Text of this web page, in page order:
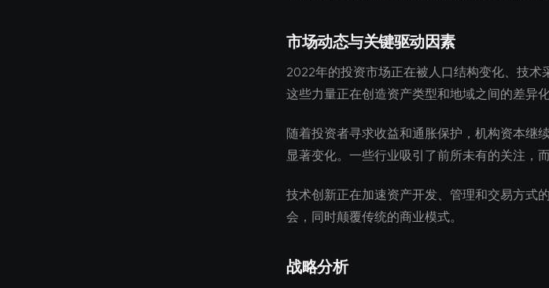
市场动态与关键驱动因素
2022年的投资市场正在被人口结构变化、技术
这些力量正在创造资产类型和地域之间的差异化
随着投资者寻求收益和通胀保护，机构资本继
显著变化。一些行业吸引了前所未有的关注，
技术创新正在加速资产开发、管理和交易方式
会，同时颠覆传统的商业模式。
战略分析